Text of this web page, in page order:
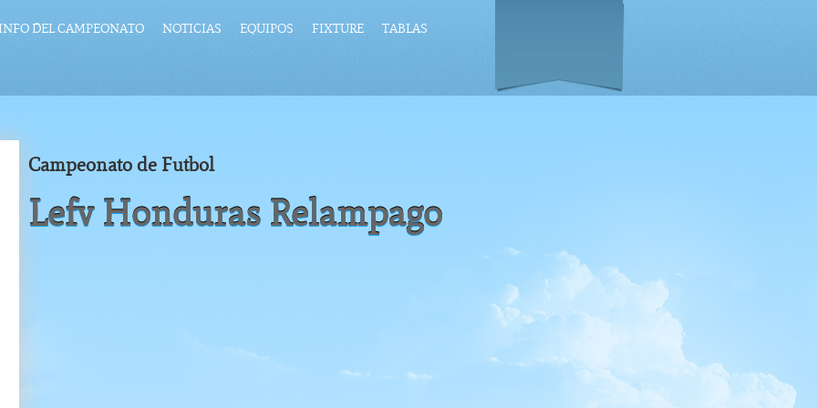
DEL CAMPEONATO NOTICIAS EQUIPOS FIXTURE TABLAS
Campeonato de Futbol
Lefv Honduras Relampago